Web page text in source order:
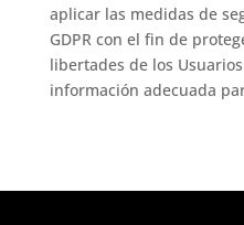
aplicar las medidas de
GDPR con el fin de
libertades de los
información adecuada